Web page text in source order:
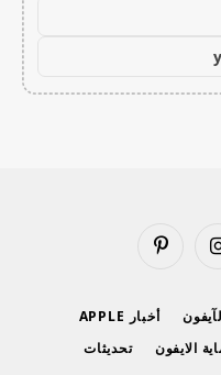
الانستغرامبينتيريست
أخبار APPLE
الايفون تحديثات